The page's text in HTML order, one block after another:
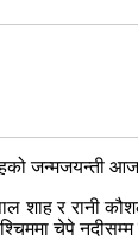
जन्मजयन्ती
शाह र रानी
चेपे